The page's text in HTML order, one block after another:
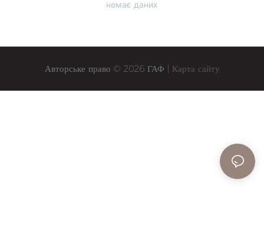
немає даних
Авторське право © 2026 ГАФ | Карта сайту